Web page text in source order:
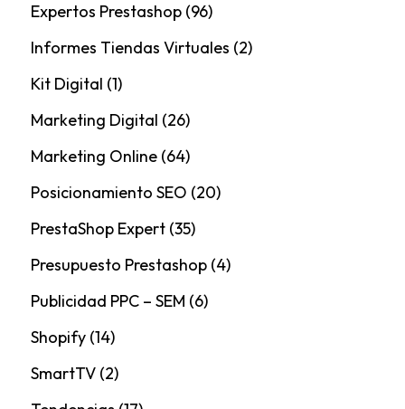
Expertos Prestashop(96)
Informes Tiendas Virtuales (2)
Kit Digital (1)
Marketing Digital (26)
Marketing Online(64)
Posicionamiento SEO (20)
PrestaShop Expert(35)
Presupuesto Prestashop(4)
Publicidad PPC – SEM (6)
Shopify(14)
SmartTV(2)